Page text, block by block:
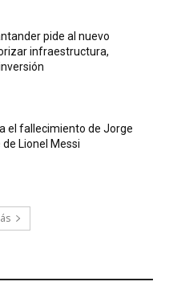
pide al nuevo
infraestructura,
el fallecimiento de Jorge
de Lionel Messi